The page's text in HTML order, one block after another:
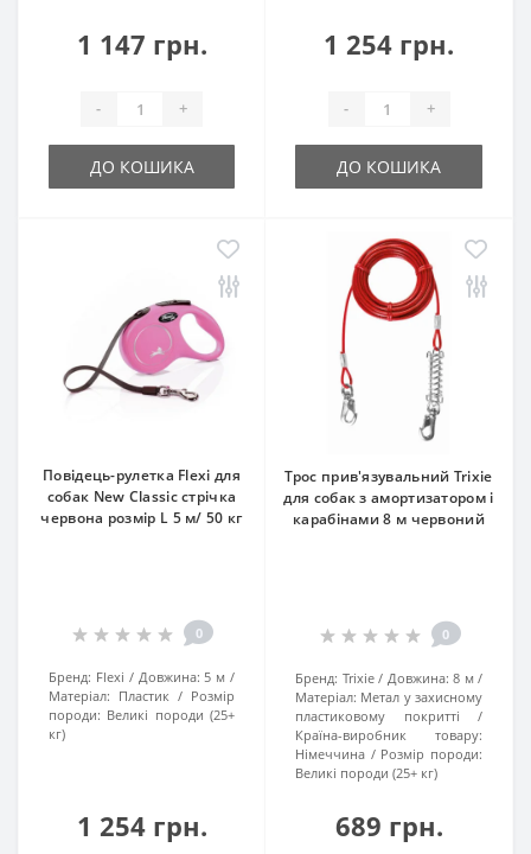
1 147 грн.
- +
ДО КОШИКА
1 254 грн.
- +
ДО КОШИКА
Повідець-рулетка Flexi для
собак New Classic стрічка
червона розмір L 5 м/ 50 кг
0
Бренд: Flexi Довжина: 5 м
Матеріал: Пластик
Розмір
породи: Великі породи (25+
кг)
1 254 грн.
Трос прив'язувальний Trixie
для собак з амортизатором і
карабінами 8 м червоний
0
Бренд: Trixie Довжина: 8 м
Матеріал: Метал у захисному
пластиковому покритті
Країна-виробник товару:
Німеччина
Розмір породи:
Великі породи (25+ кг)
689 грн.